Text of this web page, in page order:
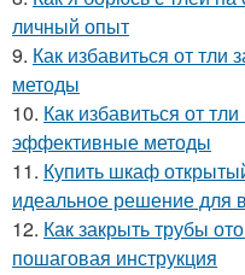
личный опыт
9. Как избавиться от
методы
10. Как избавиться от
эффективные методы
11. Купить шкаф
идеальное решение для
12. Как закрыть трубы
пошаговая инструкция